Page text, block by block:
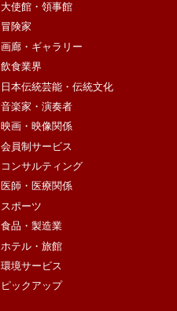
大使館・領事館
冒険家
画廊・ギャラリー
飲食業界
日本伝統芸能・伝統文化
音楽家・演奏者
映画・映像関係
会員制サービス
コンサルティング
医師・医療関係
スポーツ
食品・製造業
ホテル・旅館
環境サービス
ピックアップ